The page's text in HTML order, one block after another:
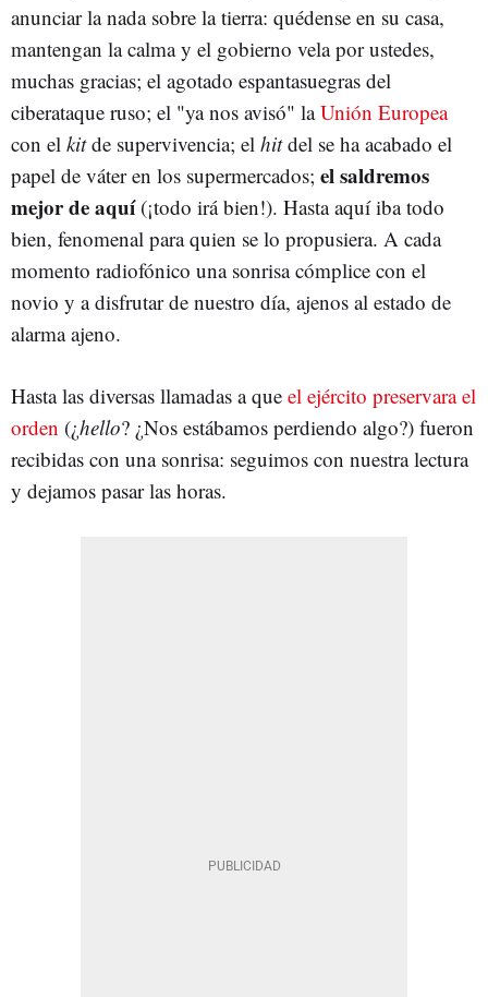
anunciar la nada sobre la tierra: quédense en su casa,
mantengan la calma y el gobierno vela por ustedes,
muchas gracias; el agotado espantasuegras del
ciberataque ruso; el "ya nos avisó" laUnión Europea
con el kitde supervivencia; el hitdel se ha acabado el
papel de váter en los supermercados; el saldremos
mejor de aquí(¡todo irá bien!). Hasta aquí iba todo
bien, fenomenal para quien se lo propusiera. A cada
momento radiofónico una sonrisa cómplice con el
novio y a disfrutar de nuestro día, ajenos al estado de
alarma ajeno.
Hasta las diversas llamadas a que el ejército preservara el
orden (¿hello? ¿Nos estábamos perdiendo algo?) fueron
recibidas con una sonrisa: seguimos con nuestra lectura
y dejamos pasar las horas.